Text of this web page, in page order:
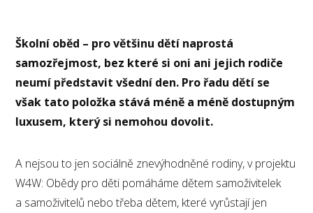
Školní oběd – pro většinu dětí naprostá
samozřejmost, bez které si oni ani jejich rodiče
neumí představit všední den. Pro řadu dětí se
však tato položka stává méně a méně dostupným
luxusem, který si nemohou dovolit.
A nejsou to jen sociálně znevýhodněné rodiny, v projektu
W4W: Obědy pro děti pomáháme dětem samoživitelek
a samoživitelů nebo třeba dětem, které vyrůstají jen